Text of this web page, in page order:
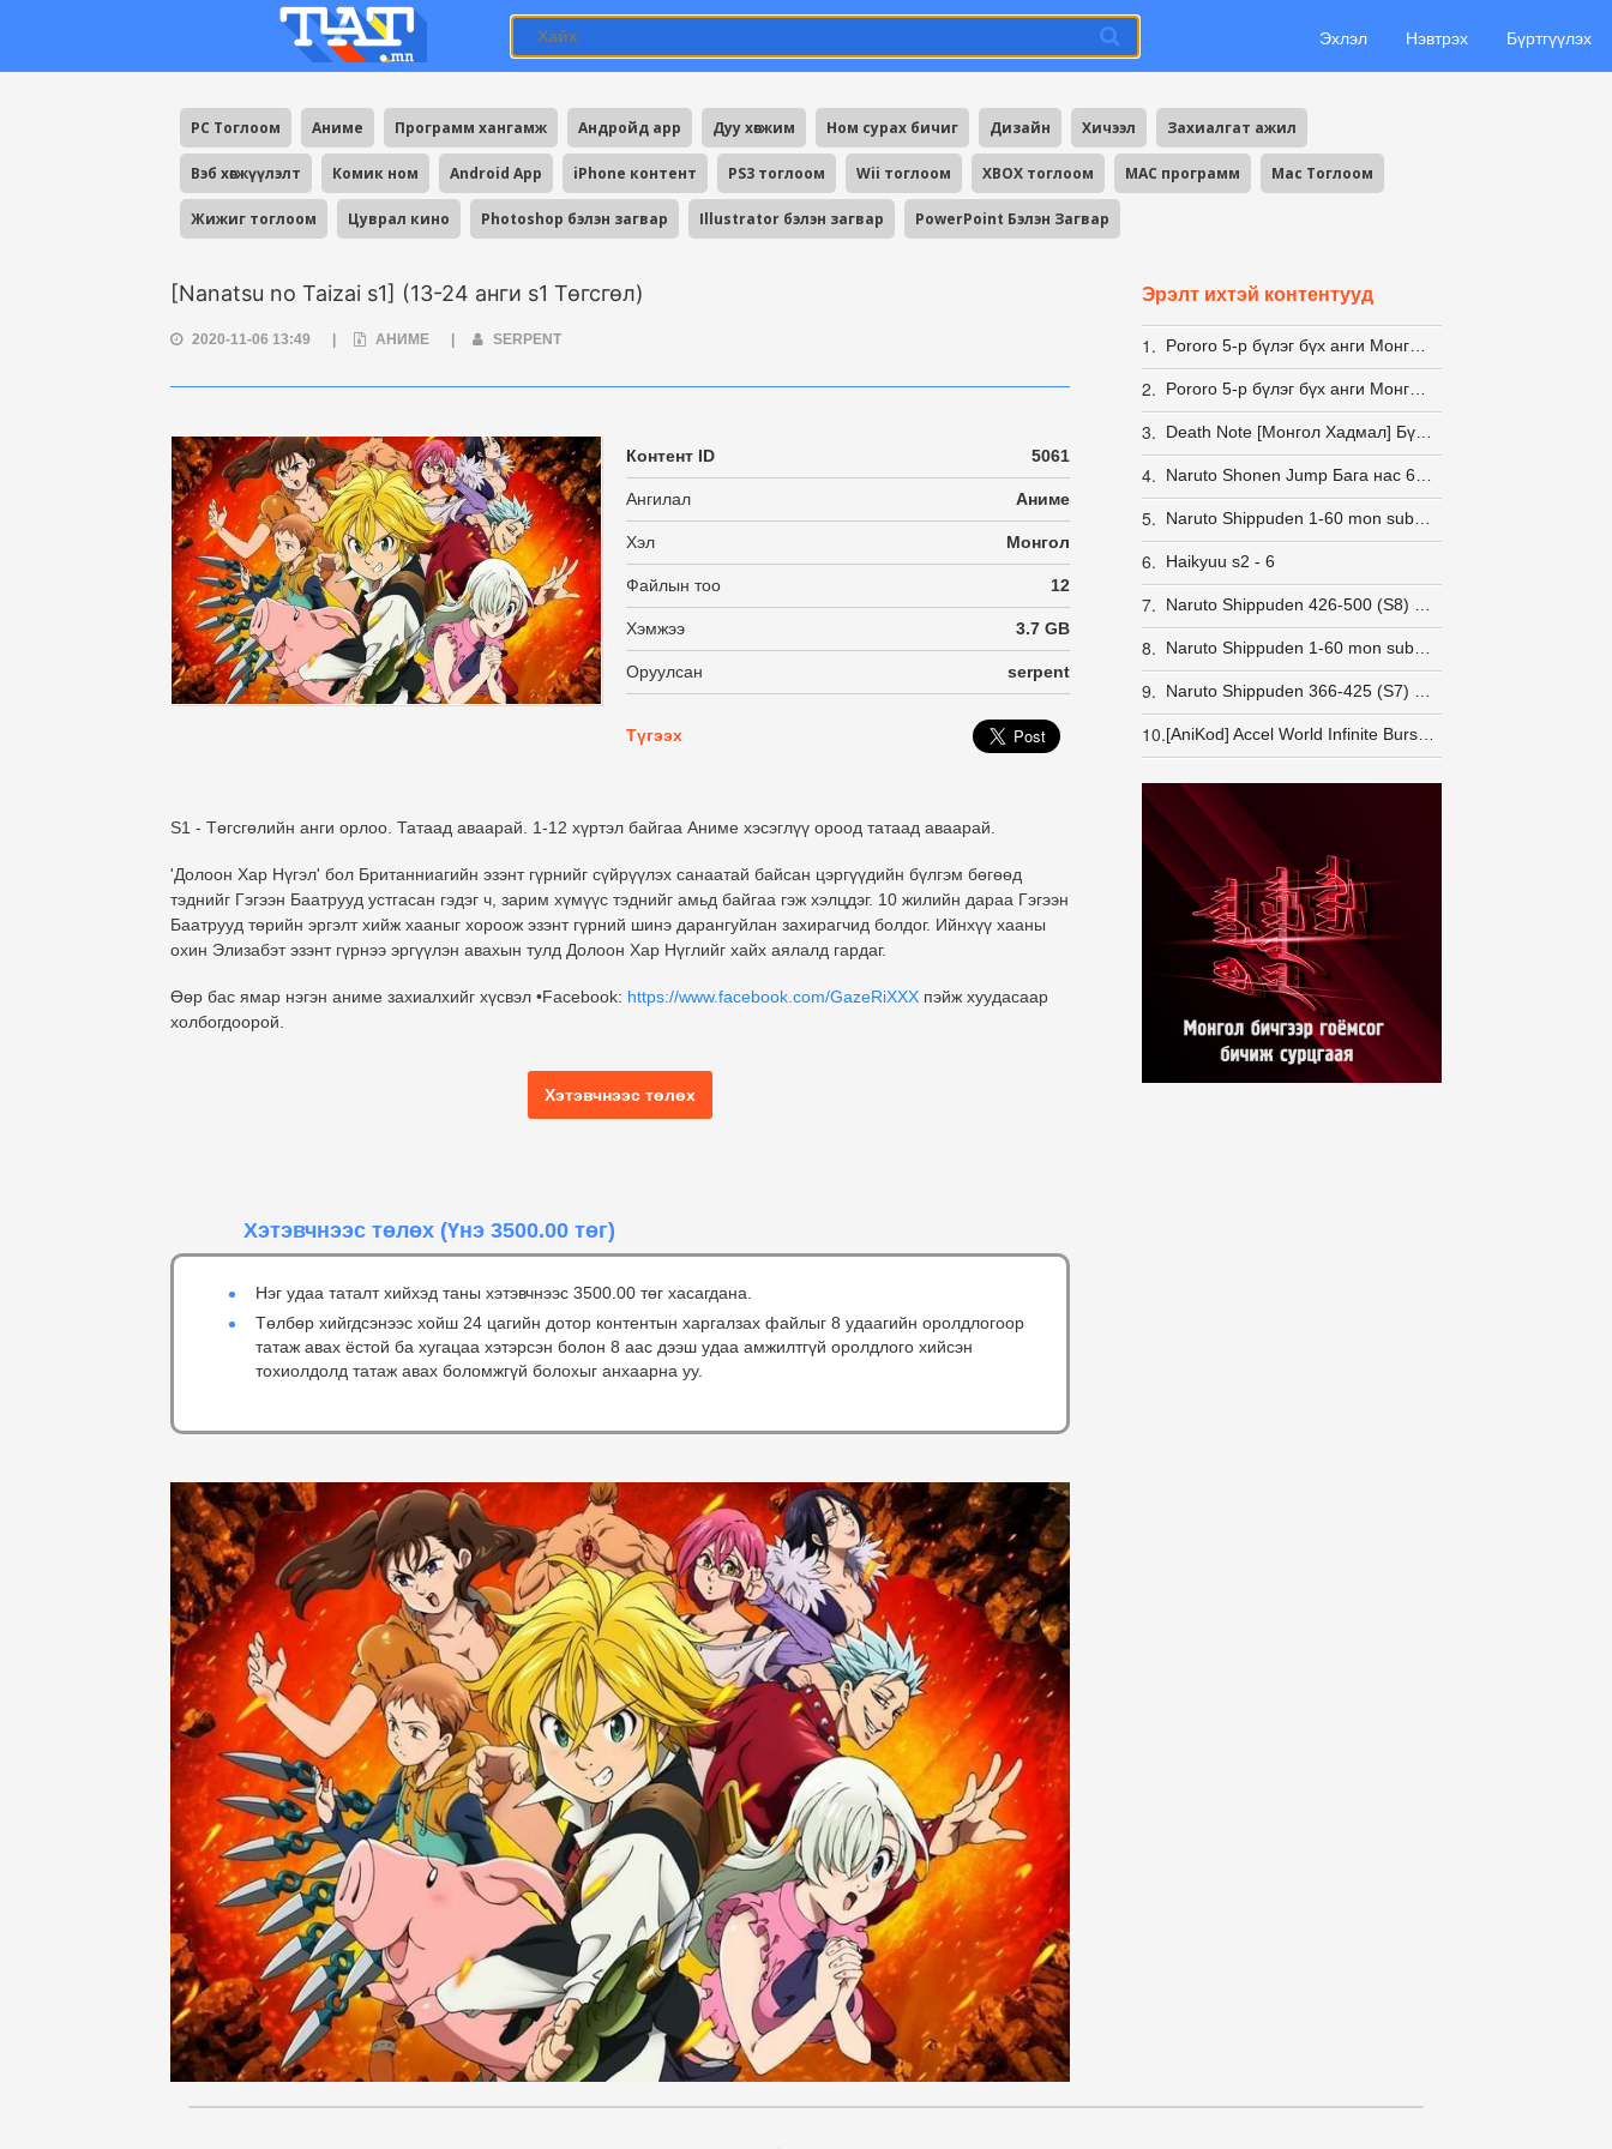
Эхлэл Нэвтрэх Бүртгүүлэх
PC Тоглоом Аниме Программ хангамж Андройд app Дуу хөгжим Ном сурах бичиг Дизайн Хичээл Захиалгат ажил
Вэб хөгжүүлэлт Комик ном Android App iPhone контент PS3 тоглоом Wii тоглоом XBOX тоглоом MAC программ Mac Тоглоом
Жижиг тоглоом Цуврал кино Photoshop бэлэн загвар Illustrator бэлэн загвар PowerPoint Бэлэн Загвар
[Nanatsu no Taizai s1] (13-24 анги s1 Төгсгөл)
2020-11-06 13:49 АНИМЕ SERPENT
Контент ID 5061
Ангилал Аниме
Хэл Монгол
Файлын тоо 12
Хэмжээ 3.7 GB
Оруулсан serpent
Түгээх
S1 - Төгсгөлийн анги орлоо. Татаад аваарай. 1-12 хүртэл байгаа Аниме хэсэглүү ороод татаад аваарай.
'Долоон Хар Нүгэл' бол Британниагийн эзэнт гүрнийг сүйрүүлэх санаатай байсан цэргүүдийн бүлгэм бөгөөд
тэднийг Гэгээн Баатрууд устгасан гэдэг ч, зарим хүмүүс тэднийг амьд байгаа гэж хэлцдэг. 10 жилийн дараа Гэгээн
Баатрууд төрийн эргэлт хийж хааныг хороож эзэнт гүрний шинэ дарангуйлан захирагчид болдог. Ийнхүү хааны
охин Элизабэт эзэнт гүрнээ эргүүлэн авахын тулд Долоон Хар Нүглийг хайх аялалд гардаг.
Өөр бас ямар нэгэн аниме захиалхийг хүсвэл •Facebook: https://www.facebook.com/GazeRiXXX пэйж хуудасаар
холбогдоорой.
Хэтэвчнээс төлөх
Хэтэвчнээс төлөх (Үнэ 3500.00 төг)
Нэг удаа таталт хийхэд таны хэтэвчнээс 3500.00 төг хасагдана.
Төлбөр хийгдсэнээс хойш 24 цагийн дотор контентын харгалзах файлыг 8 удаагийн оролдлогоор
татаж авах ёстой ба хугацаа хэтэрсэн болон 8 аас дээш удаа амжилтгүй оролдлого хийсэн
тохиолдолд татаж авах боломжгүй болохыг анхаарна уу.
Эрэлт ихтэй контентууд
1.
2.
3.
4.
5.
6. Haikyuu s2 - 6
7.
8.
9.
10.